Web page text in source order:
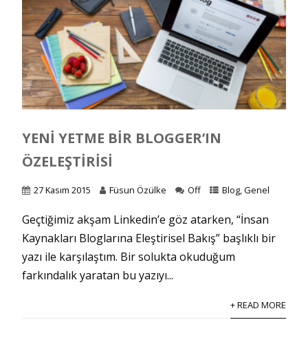
YENI YETME BIR BLOGGER’IN
ÖZELEŞTIRISI
27 Kasım 2015 Füsun Özülke Off Blog,Genel
Geçtiğimiz akşam Linkedin’e göz atarken, “İnsan
Kaynakları Bloglarına Eleştirisel Bakış” başlıklı bir
yazı ile karşılaştım. Bir solukta okuduğum
farkındalık yaratan bu yazıyı...
+ READ MORE